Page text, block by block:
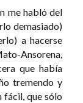
me habló del
demasiado)
a hacerse
Ansorena,
que había
tremendo y
fácil, que sólo